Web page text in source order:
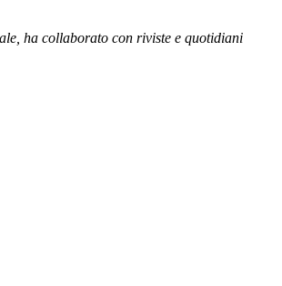
ha collaborato con riviste e quotidiani